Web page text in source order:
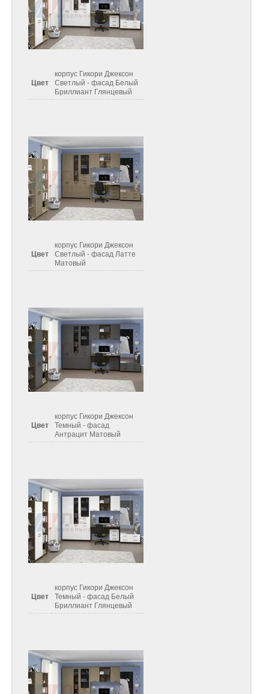
Цвет
корпус Гикори Джексон
Светлый - фасад Белый
Бриллиант Глянцевый
Цвет
корпус Гикори Джексон
Светлый - фасад Латте
Матовый
Цвет
корпус Гикори Джексон
Темный - фасад
Антрацит Матовый
Цвет
корпус Гикори Джексон
Темный - фасад Белый
Бриллиант Глянцевый